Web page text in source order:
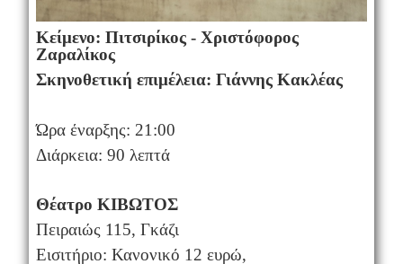
Κείμενο: Πιτσιρίκος - Χριστόφορος
Ζαραλίκος
Σκηνοθετική επιμέλεια: Γιάννης Κακλέας
Ώρα έναρξης: 21:00
Διάρκεια: 90 λεπτά
Θέατρο ΚΙΒΩΤΟΣ
Πειραιώς 115, Γκάζι
Εισιτήριο: Κανονικό 12 ευρώ,